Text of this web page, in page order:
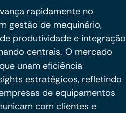
rapidamente no
gestão de maquinário,
produtividade e integração
centrais. O mercado
unam eficiência
estratégicos, refletindo
de equipamentos
com clientes e